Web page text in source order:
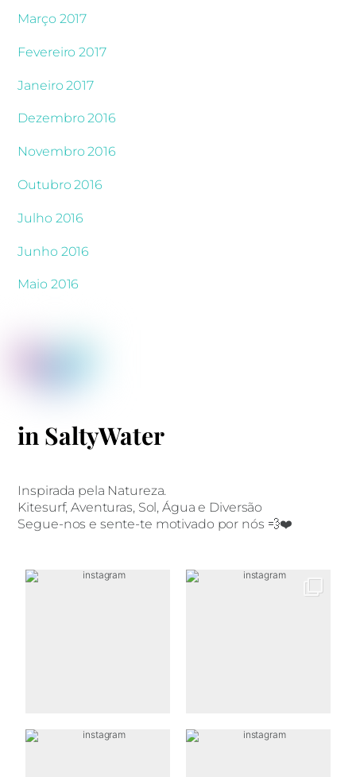
Março 2017
Fevereiro 2017
Janeiro 2017
Dezembro 2016
Novembro 2016
Outubro 2016
Julho 2016
Junho 2016
Maio 2016
in SaltyWater
Inspirada pela Natureza.
Kitesurf, Aventuras, Sol, Água e Diversão
Segue-nos e sente-te motivado por nós 💨❤️